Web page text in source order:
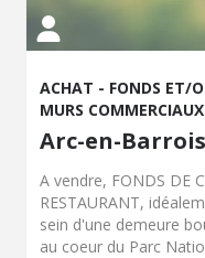
ACHAT - FONDS ET/
MURS COMMERCIAUX
Arc-en-Barrois
A vendre, FONDS DE
RESTAURANT, idéalement situé à
sein d'une demeure
au coeur du Parc